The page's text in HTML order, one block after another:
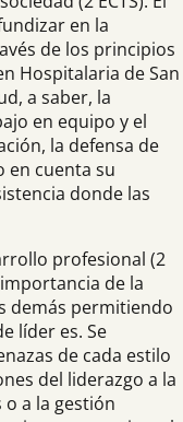
en la
de los principios
Hospitalaria de San
a saber, la
en equipo y el
la defensa de
en cuenta su
donde las
profesional (2
de la
demás permitiendo
líder es. Se
de cada estilo
del liderazgo a la
a la gestión